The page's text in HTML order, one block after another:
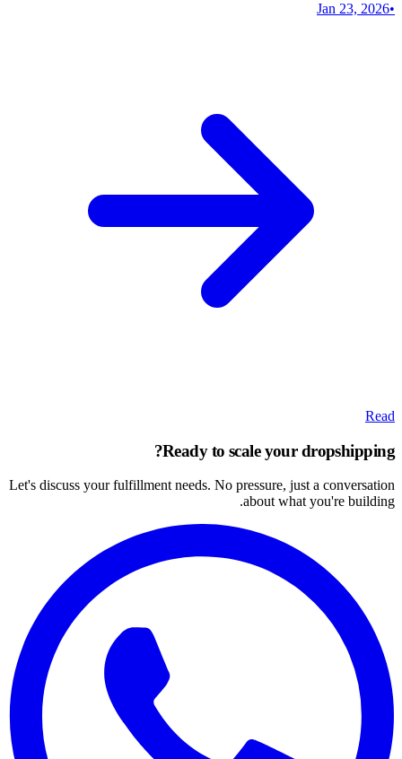
Jan 23, 2026•
Read
Ready to scale your dropshipping?
Let's discuss your fulfillment needs. No pressure, just a conversation
about what you're building.